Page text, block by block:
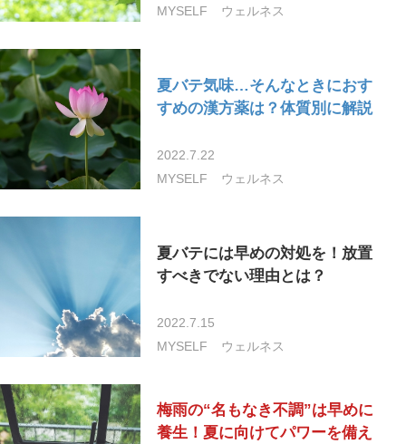
MYSELF
ウェルネス
夏バテ気味…そんなときにおす
すめの漢方薬は？体質別に解説
2022.7.22
MYSELF
ウェルネス
夏バテには早めの対処を！放置
すべきでない理由とは？
2022.7.15
MYSELF
ウェルネス
梅雨の“名もなき不調”は早めに
養生！夏に向けてパワーを備え